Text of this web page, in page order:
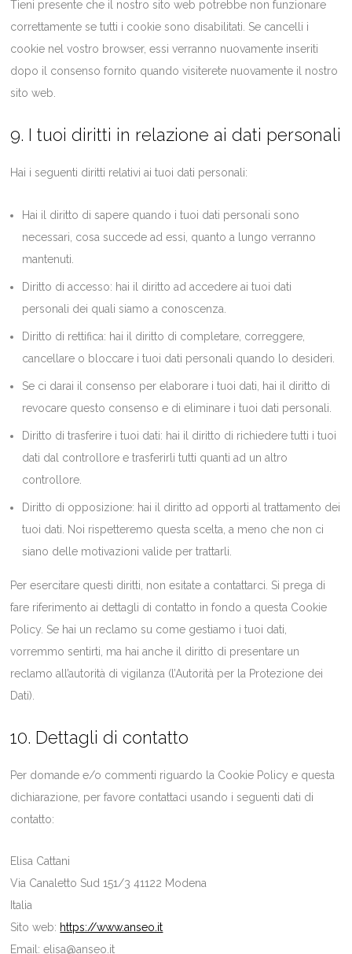
Tieni presente che il nostro sito web potrebbe non funzionare
correttamente se tutti i cookie sono disabilitati. Se cancelli i
cookie nel vostro browser, essi verranno nuovamente inseriti
dopo il consenso fornito quando visiterete nuovamente il nostro
sito web.
9. I tuoi diritti in relazione ai dati personali
Hai i seguenti diritti relativi ai tuoi dati personali:
Hai il diritto di sapere quando i tuoi dati personali sono
necessari, cosa succede ad essi, quanto a lungo verranno
mantenuti.
Diritto di accesso: hai il diritto ad accedere ai tuoi dati
personali dei quali siamo a conoscenza.
Diritto di rettifica: hai il diritto di completare, correggere,
cancellare o bloccare i tuoi dati personali quando lo desideri.
Se ci darai il consenso per elaborare i tuoi dati, hai il diritto di
revocare questo consenso e di eliminare i tuoi dati personali.
Diritto di trasferire i tuoi dati: hai il diritto di richiedere tutti i tuoi
dati dal controllore e trasferirli tutti quanti ad un altro
controllore.
Diritto di opposizione: hai il diritto ad opporti al trattamento dei
tuoi dati. Noi rispetteremo questa scelta, a meno che non ci
siano delle motivazioni valide per trattarli.
Per esercitare questi diritti, non esitate a contattarci. Si prega di
fare riferimento ai dettagli di contatto in fondo a questa Cookie
Policy. Se hai un reclamo su come gestiamo i tuoi dati,
vorremmo sentirti, ma hai anche il diritto di presentare un
reclamo all’autorità di vigilanza (l’Autorità per la Protezione dei
Dati).
10. Dettagli di contatto
Per domande e/o commenti riguardo la Cookie Policy e questa
dichiarazione, per favore contattaci usando i seguenti dati di
contatto:
Elisa Cattani
Via Canaletto Sud 151/3 41122 Modena
Italia
Sito web: https://www.anseo.it
Email:elisa@anseo.it